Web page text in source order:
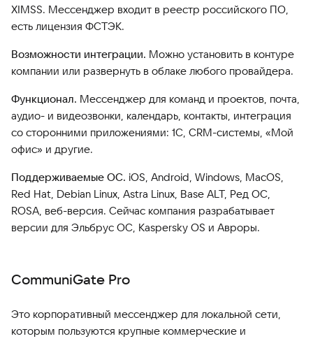
XIMSS. Мессенджер входит в реестр российского ПО,
есть лицензия ФСТЭК.
Возможности интеграции. Можно установить в контуре
компании или развернуть в облаке любого провайдера.
Функционал. Мессенджер для команд и проектов, почта,
аудио- и видеозвонки, календарь, контакты, интеграция
со сторонними приложениями: 1С, CRM-системы, «Мой
офис» и другие.
Поддерживаемые ОС. iOS, Android, Windows, MacOS,
Red Hat, Debian Linux, Astra Linux, Base ALT, Ред ОС,
ROSA, веб-версия. Сейчас компания разрабатывает
версии для Эльбрус ОС, Kaspersky OS и Авроры.
CommuniGate Pro
Это корпоративный мессенджер для локальной сети,
которым пользуются крупные коммерческие и